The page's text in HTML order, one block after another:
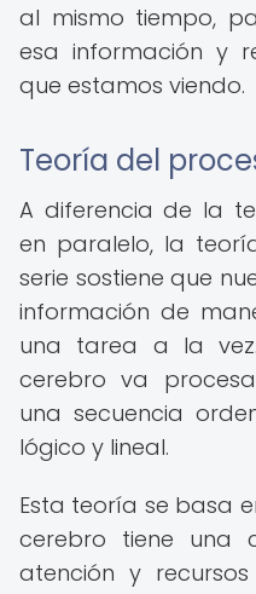
al mismo tiempo,
esa información y
que estamos viendo.
Teoría del
A diferencia de la
en paralelo, la
serie sostiene que
información de
una tarea a la
cerebro va
una secuencia
lógico y lineal.
Esta teoría se basa
cerebro tiene una
atención y